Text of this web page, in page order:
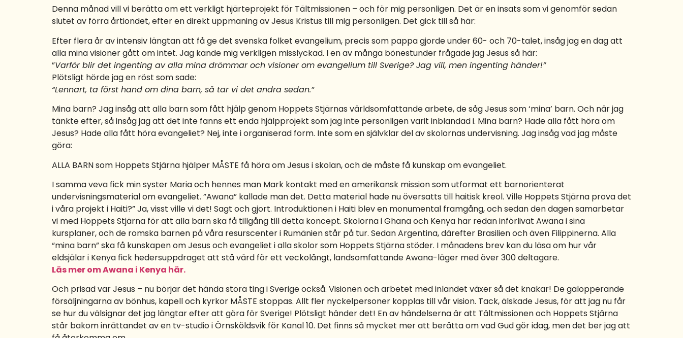
Denna månad vill vi berätta om ett verkligt hjärteprojekt för Tältmissionen – och för mig personligen. Det är en insats som vi genomför sedan
slutet av förra årtiondet, efter en direkt uppmaning av Jesus Kristus till mig personligen. Det gick till så här:
Efter flera år av intensiv längtan att få ge det svenska folket evangelium, precis som pappa gjorde under 60- och 70-talet, insåg jag en dag att
alla mina visioner gått om intet. Jag kände mig verkligen misslyckad. I en av många bönestunder frågade jag Jesus så här:
”Varför blir det ingenting av alla mina drömmar och visioner om evangelium till Sverige? Jag vill, men ingenting händer!”
Plötsligt hörde jag en röst som sade:
“Lennart, ta först hand om dina barn, så tar vi det andra sedan.”
Mina barn? Jag insåg att alla barn som fått hjälp genom Hoppets Stjärnas världsomfattande arbete, de såg Jesus som ‘mina’ barn. Och när jag
tänkte efter, så insåg jag att det inte fanns ett enda hjälpprojekt som jag inte personligen varit inblandad i. Mina barn? Hade alla fått höra om
Jesus? Hade alla fått höra evangeliet? Nej, inte i organiserad form. Inte som en självklar del av skolornas undervisning. Jag insåg vad jag måste
göra:
ALLA BARN som Hoppets Stjärna hjälper MÅSTE få höra om Jesus i skolan, och de måste få kunskap om evangeliet.
I samma veva fick min syster Maria och hennes man Mark kontakt med en amerikansk mission som utformat ett barnorienterat
undervisningsmaterial om evangeliet. ”Awana” kallade man det. Detta material hade nu översatts till haitisk kreol. Ville Hoppets Stjärna prova det
i våra projekt i Haiti?” Ja, visst ville vi det! Sagt och gjort. Introduktionen i Haiti blev en monumental framgång, och sedan den dagen samarbetar
vi med Hoppets Stjärna för att alla barn ska få tillgång till detta koncept. Skolorna i Ghana och Kenya har redan införlivat Awana i sina
kursplaner, och de romska barnen på våra resurscenter i Rumänien står på tur. Sedan Argentina, därefter Brasilien och även Filippinerna. Alla
“mina barn” ska få kunskapen om Jesus och evangeliet i alla skolor som Hoppets Stjärna stöder. I månadens brev kan du läsa om hur vår
eldsjälar i Kenya fick hedersuppdraget att stå värd för ett veckolångt, landsomfattande Awana-läger med över 300 deltagare.
Läs mer om Awana i Kenya här.
Och prisad var Jesus – nu börjar det hända stora ting i Sverige också. Visionen och arbetet med inlandet växer så det knakar! De galopperande
försäljningarna av bönhus, kapell och kyrkor MÅSTE stoppas. Allt fler nyckelpersoner kopplas till vår vision. Tack, älskade Jesus, för att jag nu får
se hur du välsignar det jag längtar efter att göra för Sverige! Plötsligt händer det! En av händelserna är att Tältmissionen och Hoppets Stjärna
står bakom inrättandet av en tv-studio i Örnsköldsvik för Kanal 10. Det finns så mycket mer att berätta om vad Gud gör idag, men det ber jag att